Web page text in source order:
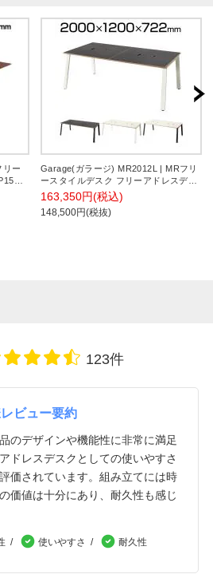
リー
ー置
Garage(ガラージ) MR2012L | MRフリ
ースタイルデスク フリーアドレスデス
ク 会議テーブル 配線収納付き 幅2000×
奥行1200×高さ722mm
163,350円(税込)
148,500円(税抜)
123件
ビュー要約
のデザインや機能性に非常に満足
ドレスデスクとしての使いやすさ
価されています。組み立てには時
価値は十分にあり、耐久性も感じ
使いやすさ 耐久性